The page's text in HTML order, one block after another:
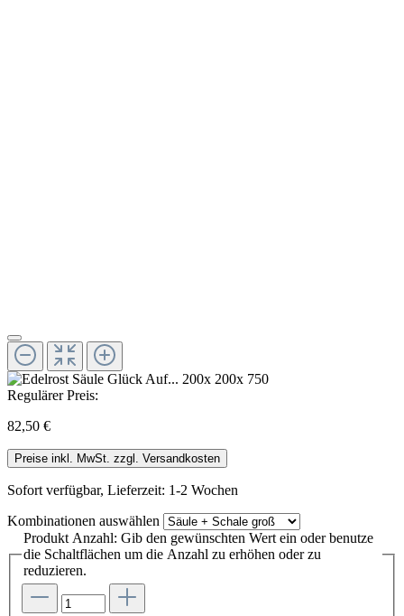
Regulärer Preis:
82,50 €
Preise inkl. MwSt. zzgl. Versandkosten
Sofort verfügbar, Lieferzeit: 1-2 Wochen
Kombinationen auswählen
Produkt Anzahl: Gib den gewünschten Wert ein oder benutze
die Schaltflächen um die Anzahl zu erhöhen oder zu
reduzieren.